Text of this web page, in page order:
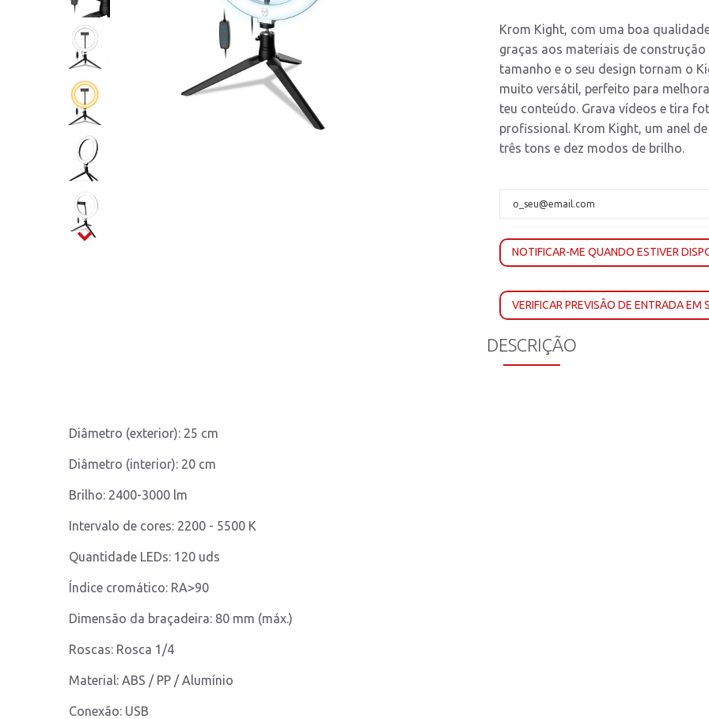
Krom Kight, com uma boa
graças aos materiais de construção
tamanho e o seu design tornam o
muito versátil, perfeito para
teu conteúdo. Grava vídeos e tira
profissional. Krom Kight, um anel
três tons e dez modos de brilho.
NOTIFICAR-ME QUANDO ESTIVER
VERIFICAR PREVISÃO DE ENTRADA EM
DESCRIÇÃO
Diâmetro (exterior): 25 cm
Diâmetro (interior): 20 cm
Brilho: 2400-3000 lm
Intervalo de cores: 2200 - 5500 K
Quantidade LEDs: 120 uds
Índice cromático: RA>90
Dimensão da braçadeira: 80 mm (máx.)
Roscas: Rosca 1/4
Material: ABS / PP / Alumínio
Conexão: USB